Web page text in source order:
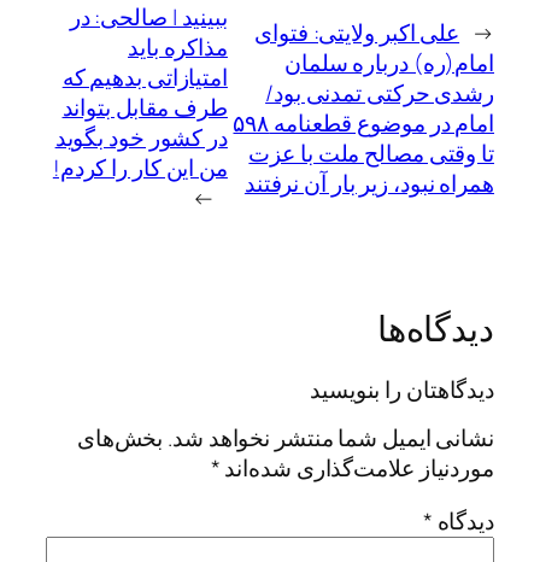
← علی اکبر ولایتی: فتوای
امام(ره) درباره سلمان
رشدی حرکتی تمدنی بود/
امام در موضوع قطعنامه ۵۹۸
تا وقتی مصالح ملت با عزت
همراه نبود، زیر بار آن نرفتند
ببینید | صالحی: در
مذاکره باید
امتیازاتی بدهیم که
طرف مقابل بتواند
در کشور خود بگوید
من این کار را کردم!
→
دیدگاه‌ها
دیدگاهتان را بنویسید
نشانی ایمیل شما منتشر نخواهد شد. بخش‌های
موردنیاز علامت‌گذاری شده‌اند*
دیدگاه *